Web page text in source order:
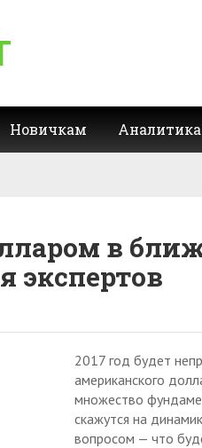
Новичкам Аналитика
в
экспертов
2017 год будет
американского
множество
скажутся на
вопросом — что